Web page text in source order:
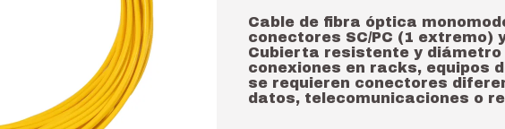
Cable de fibra óptica
conectores SC/PC (1 extremo)
Cubierta resistente y diámetro
conexiones en racks, equipos
se requieren conectores
datos, telecomunicaciones o